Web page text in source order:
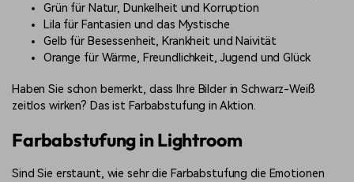
Grün für Natur, Dunkelheit und Korruption
Lila für Fantasien und das Mystische
Gelb für Besessenheit, Krankheit und Naivität
Orange für Wärme, Freundlichkeit, Jugend und Glück
Haben Sie schon bemerkt, dass Ihre Bilder in Schwarz-Weiß
zeitlos wirken? Das ist Farbabstufung in Aktion.
Farbabstufung in Lightroom
Sind Sie erstaunt, wie sehr die Farbabstufung die Emotionen